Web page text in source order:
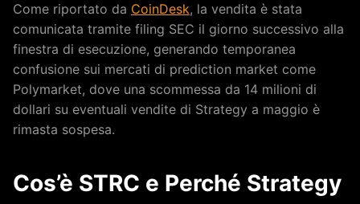
Come riportato da CoinDesk, la vendita è stata
comunicata tramite filing SEC il giorno successivo alla
finestra di esecuzione, generando temporanea
confusione sui mercati di prediction market come
Polymarket, dove una scommessa da 14 milioni di
dollari su eventuali vendite di Strategy a maggio è
rimasta sospesa.
Cos’è STRC e Perché Strategy